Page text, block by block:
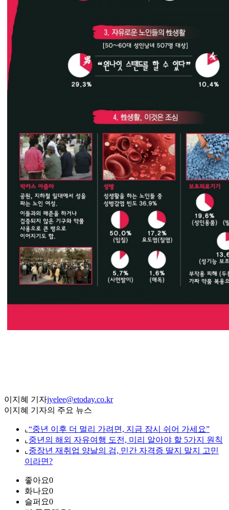
이지혜 기자jyelee@etoday.co.kr
이지혜 기자의 주요 뉴스
⌞ “중년 이후 더 멀리 가려면, 지금 잠시 쉬어 가세요”
⌞ 중년의 해외 자유여행 도전, 미리 알아야 할 5가지 원칙
⌞ 중장년 재취업 양날의 검, 민간 자격증 딸지 말지 고민
이라면?
좋아요0
화나요0
슬퍼요0